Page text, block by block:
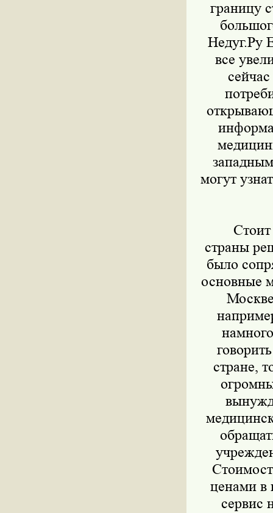
границу
Недуг.Ру
все
могут
Стоит
страны
было
основные
стране,
ценами в
сервис